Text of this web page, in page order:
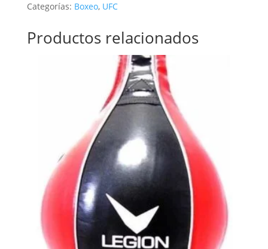
Categorías: Boxeo, UFC
Productos relacionados